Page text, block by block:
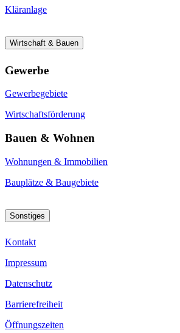
Kläranlage
Wirtschaft & Bauen
Gewerbe
Gewerbegebiete
Wirtschaftsförderung
Bauen & Wohnen
Wohnungen & Immobilien
Bauplätze & Baugebiete
Sonstiges
Kontakt
Impressum
Datenschutz
Barrierefreiheit
Öffnungszeiten